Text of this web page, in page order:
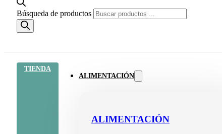
Búsqueda de productos
TIENDA
ALIMENTACIÓN
ALIMENTACIÓN